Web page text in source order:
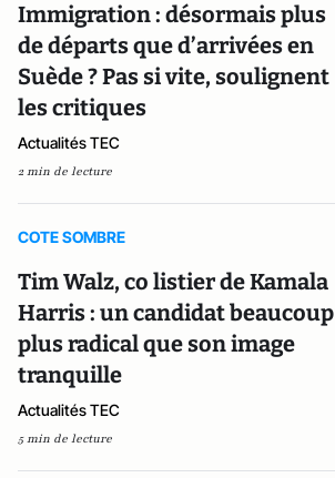
Immigration : désormais plus
de départs que d’arrivées en
Suède ? Pas si vite, soulignent
les critiques
Actualités TEC
2 min de lecture
COTE SOMBRE
Tim Walz, co listier de Kamala
Harris : un candidat beaucoup
plus radical que son image
tranquille
Actualités TEC
5 min de lecture